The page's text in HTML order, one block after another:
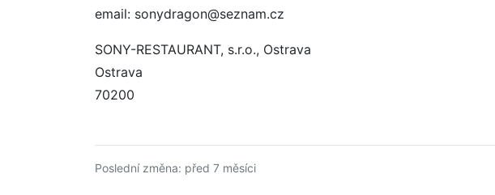
email: sonydragon@seznam.cz
SONY-RESTAURANT, s.r.o., Ostrava
Ostrava
70200
Poslední změna: před 7 měsíci